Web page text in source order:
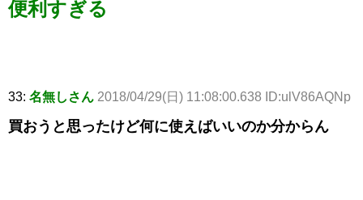
便利すぎる
33: 名無しさん 2018/04/29(日) 11:08:00.638 ID:ulV86AQNp
買おうと思ったけど何に使えばいいのか分からん